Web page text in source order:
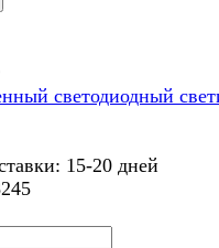
светодиодный
15-20 дней